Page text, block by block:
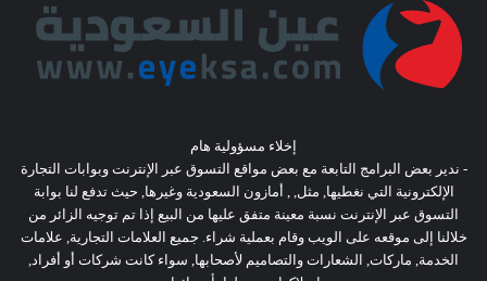
إخلاء مسؤولية هام
- ندير بعض البرامج التابعة مع بعض مواقع التسوق عبر الإنترنت وبوابات التجارة
الإلكترونية التي نغطيها, مثل, , أمازون السعودية وغيرها, حيث تدفع لنا بوابة
التسوق عبر الإنترنت نسبة معينة متفق عليها من البيع إذا تم توجيه الزائر من
خلالنا إلى موقعه على الويب وقام بعملية شراء. جميع العلامات التجارية, علامات
الخدمة, ماركات, الشعارات والتصاميم لأصحابها, سواء كانت شركات أو أفراد,